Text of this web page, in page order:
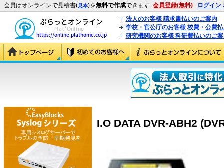
会員はオンラインで見積書(見本)を無料で作成できます 会員登録(無料) ログイン
法人のお客様 請求書払いのご案内
学校・官公庁のお客様 校費・公費
研究機関のお客様 科研費払いのご
I.O DATA DVR-ABH2